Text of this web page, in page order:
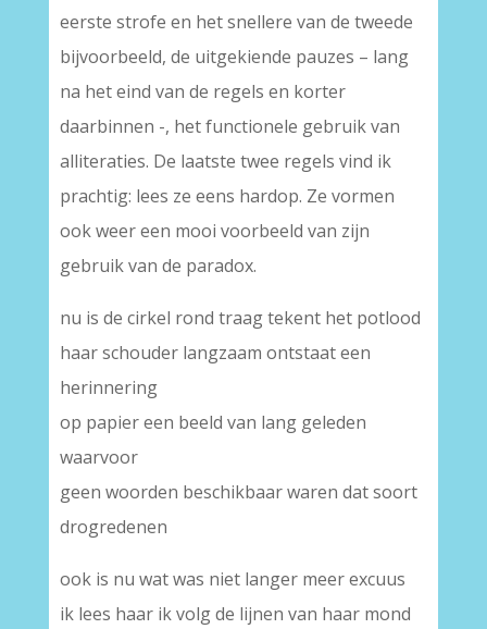
eerste strofe en het snellere van de tweede
bijvoorbeeld, de uitgekiende pauzes – lang
na het eind van de regels en korter
daarbinnen -, het functionele gebruik van
alliteraties. De laatste twee regels vind ik
prachtig: lees ze eens hardop. Ze vormen
ook weer een mooi voorbeeld van zijn
gebruik van de paradox.
nu is de cirkel rond traag tekent het potlood
haar schouder langzaam ontstaat een
herinnering
op papier een beeld van lang geleden
waarvoor
geen woorden beschikbaar waren dat soort
drogredenen
ook is nu wat was niet langer meer excuus
ik lees haar ik volg de lijnen van haar mond